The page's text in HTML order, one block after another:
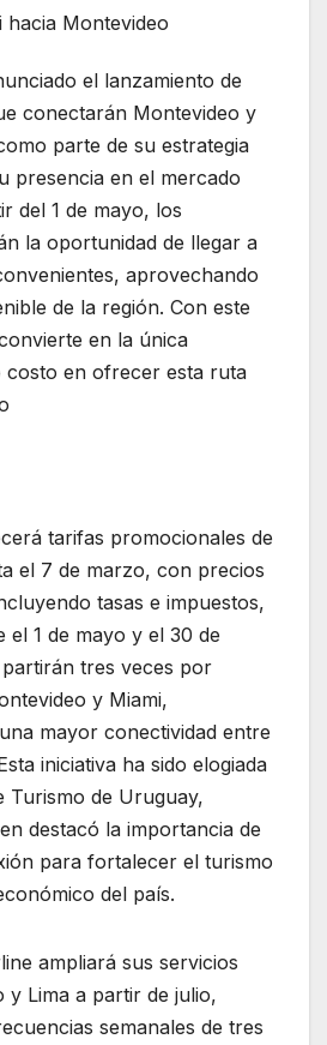
hacia Montevideo
el lanzamiento de
conectarán Montevideo y
parte de su estrategia
presencia en el mercado
del 1 de mayo, los
la oportunidad de llegar a
aprovechando
de la región. Con este
en la única
costo en ofrecer esta ruta
tarifas promocionales de
el 7 de marzo, con precios
tasas e impuestos,
el 1 de mayo y el 30 de
tres veces por
y Miami,
mayor conectividad entre
iniciativa ha sido elogiada
Turismo de Uruguay,
destacó la importancia de
para fortalecer el turismo
del país.
ampliará sus servicios
y Lima a partir de julio,
semanales de tres